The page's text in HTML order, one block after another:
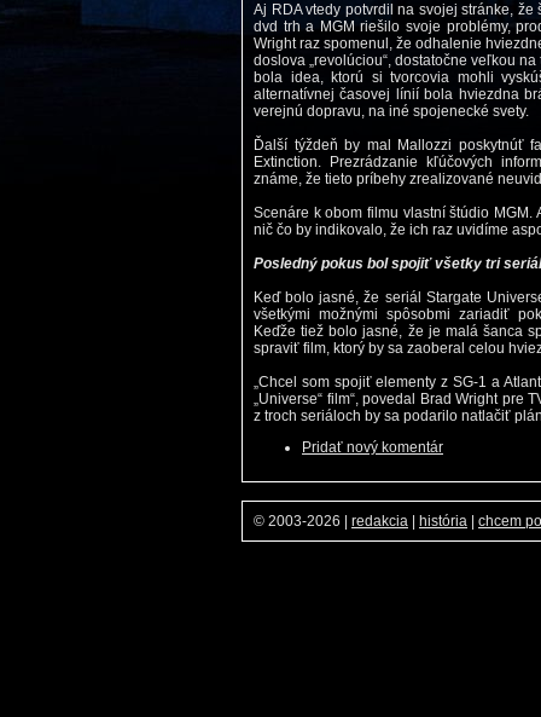
Aj RDA vtedy potvrdil na svojej stránke,
dvd trh a MGM riešilo svoje problémy,
Wright raz spomenul, že odhalenie
doslova „revolúciou“, dostatočne veľkou
bola idea, ktorú si tvorcovia mohli
alternatívnej časovej línií bola hviezdna
verejnú dopravu, na iné spojenecké svety.
Ďalší týždeň by mal Mallozzi poskytnúť
Extinction. Prezrádzanie kľúčových
známe, že tieto príbehy zrealizované
Scenáre k obom filmu vlastní štúdio
nič čo by indikovalo, že ich raz uvidíme
Posledný pokus bol spojiť všetky tri
Keď bolo jasné, že seriál Stargate
všetkými možnými spôsobmi zariadiť
Keďže tiež bolo jasné, že je malá šanca
spraviť film, ktorý by sa zaoberal celou
„Chcel som spojiť elementy z SG-1 a
„Universe“ film“, povedal Brad Wright pre
z troch seriáloch by sa podarilo natlačiť
Pridať nový komentár
© 2003-2026 redakcia história chcem